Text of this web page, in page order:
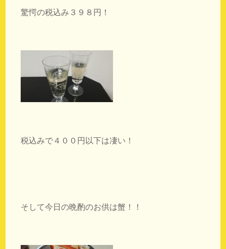
驚愕の税込み３９８円！
税込みで４００円以下は凄い！
そして今日の晩酌のお供は蟹！！